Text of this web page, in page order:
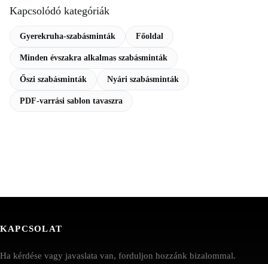
Kapcsolódó kategóriák
Gyerekruha-szabásminták Főoldal
Minden évszakra alkalmas szabásminták
Őszi szabásminták Nyári szabásminták
PDF-varrási sablon tavaszra
KAPCSOLAT
Ha kérdése vagy javaslata van, forduljon hozzánk bizalommal.